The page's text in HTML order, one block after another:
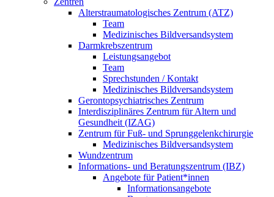
Alterstraumatologisches Zentrum (ATZ)
Team
Medizinisches Bildversandsystem
Darmkrebszentrum
Leistungsangebot
Team
Sprechstunden / Kontakt
Medizinisches Bildversandsystem
Gerontopsychiatrisches Zentrum
Interdisziplinäres Zentrum für Altern und
Gesundheit (IZAG)
Zentrum für Fuß- und Sprunggelenkchirurgie
Medizinisches Bildversandsystem
Wundzentrum
Informations- und Beratungszentrum (IBZ)
Angebote für Patient*innen
Informationsangebote